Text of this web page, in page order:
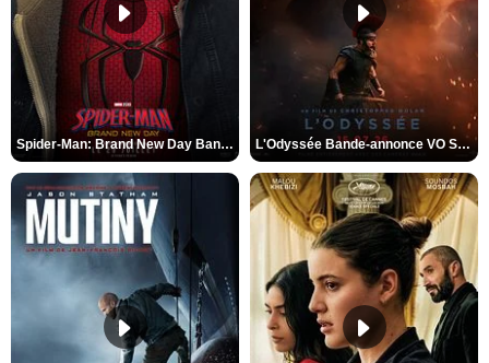
Spider-Man: Brand New Day Bande-annonce VO STFR L'Odyssée Bande-annonce VO STFR